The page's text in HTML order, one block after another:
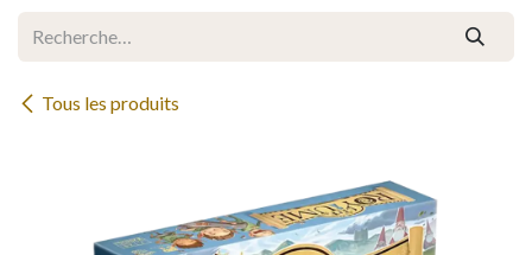
Tous les produits